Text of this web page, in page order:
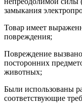
замыкания
Товар имеет
повреждения;
Повреждение
посторонних
животных;
Были использованы
соответствующие